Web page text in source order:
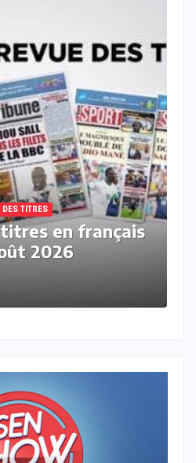
DES TITRES
en wolof du
2026 avec
Ndoye